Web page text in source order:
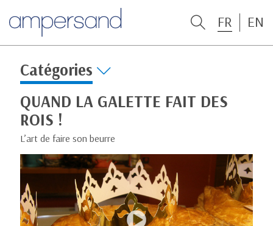
FR EN
Catégories
QUAND LA GALETTE FAIT DES
ROIS !
L’art de faire son beurre